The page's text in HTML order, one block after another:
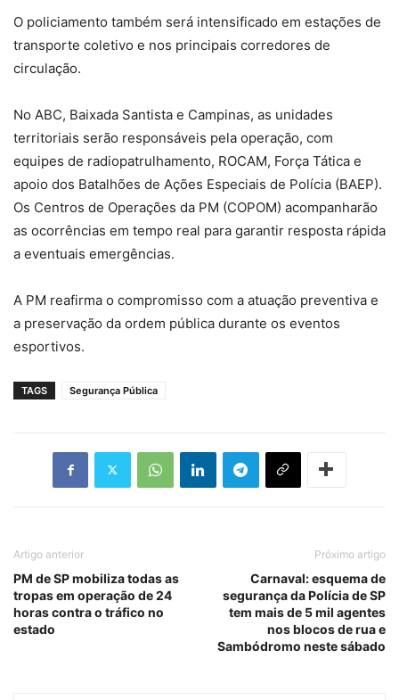
O policiamento também será intensificado em estações de
transporte coletivo e nos principais corredores de
circulação.
No ABC, Baixada Santista e Campinas, as unidades
territoriais serão responsáveis pela operação, com
equipes de radiopatrulhamento, ROCAM, Força Tática e
apoio dos Batalhões de Ações Especiais de Polícia (BAEP).
Os Centros de Operações da PM (COPOM) acompanharão
as ocorrências em tempo real para garantir resposta rápida
a eventuais emergências.
A PM reafirma o compromisso com a atuação preventiva e
a preservação da ordem pública durante os eventos
esportivos.
TAGS Segurança Pública
Artigo anterior
PM de SP mobiliza todas as
tropas em operação de 24
horas contra o tráfico no
estado
Próximo artigo
Carnaval: esquema de
segurança da Polícia de SP
tem mais de 5 mil agentes
nos blocos de rua e
Sambódromo neste sábado